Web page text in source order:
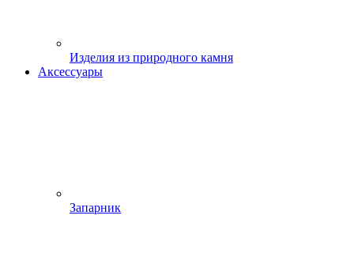
Изделия из природного камня
Аксессуары
Запарник